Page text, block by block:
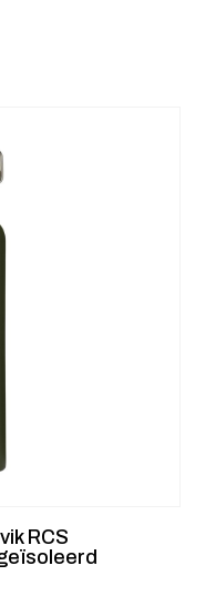
RCS